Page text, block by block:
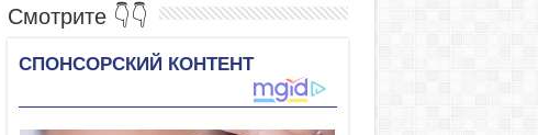
Смотрите 👇👇